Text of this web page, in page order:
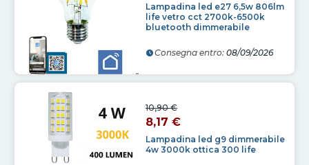
Lampadina led e27 6,5w 806lm
life vetro cct 2700k-6500k
bluetooth dimmerabile
Consegna entro: 08/09/2026
Lampadina led g9 dimmerabile
4w 3000k ottica 300 life
10,90 €
8,17 €